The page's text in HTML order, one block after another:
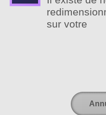
sur votre